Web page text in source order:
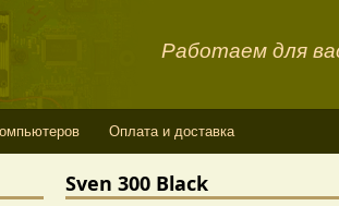
Работаем для
Оплата и доставка
Sven 300 Black